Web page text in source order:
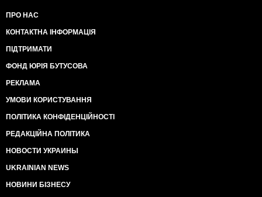
ПРО НАС
КОНТАКТНА ІНФОРМАЦІЯ
ПІДТРИМАТИ
ФОНД ЮРІЯ БУТУСОВА
РЕКЛАМА
УМОВИ КОРИСТУВАННЯ
ПОЛІТИКА КОНФІДЕНЦІЙНОСТІ
РЕДАКЦІЙНА ПОЛІТИКА
НОВОСТИ УКРАИНЫ
UKRAINIAN NEWS
НОВИНИ БІЗНЕСУ